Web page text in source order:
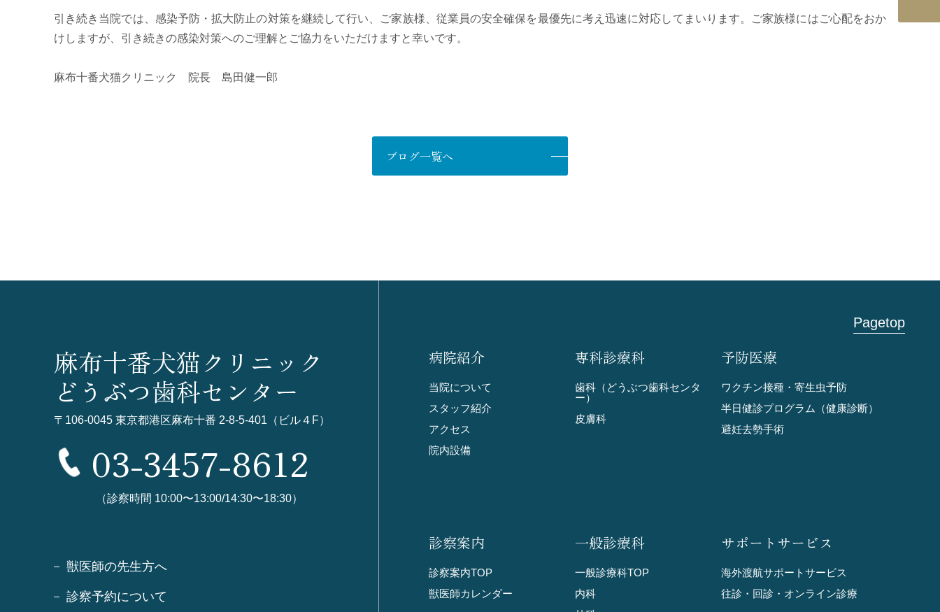
引き続き当院では、感染予防・拡大防止の対策を継続して行い、ご家族様、従業員の安全確保を最優先に考え迅速に対応してまいります。ご家族様にはご心配をおか
けしますが、引き続きの感染対策へのご理解とご協力をいただけますと幸いです。
麻布十番犬猫クリニック 院長 島田健一郎
ブログ一覧へ
Pagetop
麻布十番犬猫クリニック
どうぶつ歯科センター
〒106-0045 東京都港区麻布十番 2-8-5-401（ビル４F）
03-3457-8612
（診察時間 10:00〜13:00/14:30〜18:30）
獣医師の先生方へ
診察予約について
病院紹介
当院について
スタッフ紹介
アクセス
院内設備
専科診療科
歯科（どうぶつ歯科センタ
ー）
皮膚科
予防医療
ワクチン接種・寄生虫予防
半日健診プログラム（健康診断）
避妊去勢手術
診察案内
診察案内TOP
獣医師カレンダー
一般診療科
一般診療科TOP
内科
サポートサービス
海外渡航サポートサービス
往診・回診・ オンライン診療